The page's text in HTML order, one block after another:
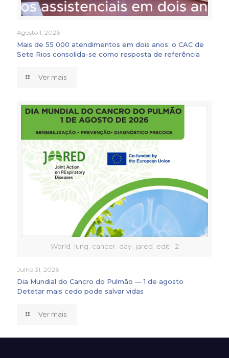
Agosto 1, 2026
Mais de 55 000 atendimentos em dois anos: o CAC de
Sete Rios consolida-se como resposta de referência
Ver mais
World_lung_cancer_day_jared_edit - 2
Julho 31, 2026
Dia Mundial do Cancro do Pulmão — 1 de agosto
Detetar mais cedo pode salvar vidas
Ver mais